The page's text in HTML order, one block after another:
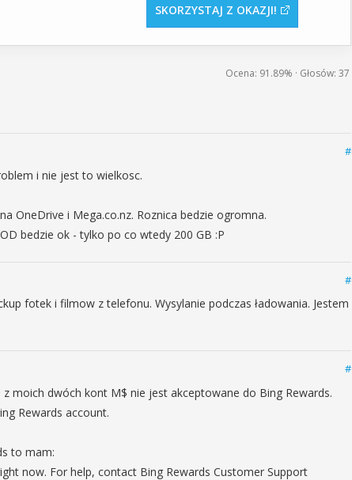
SKORZYSTAJ Z OKAZJI
Ocena: 91.89% · Głosów: 37
#
i nie jest to wielkosc.
OneDrive i Mega.co.nz. Roznica bedzie ogromna.
bedzie ok - tylko po co wtedy 200 GB :P
#
fotek i filmow z telefonu. Wysylanie podczas ładowania. Jestem
#
z moich dwóch kont M$ nie jest akceptowane do Bing Rewards.
Rewards account.
to mam:
now. For help, contact Bing Rewards Customer Support